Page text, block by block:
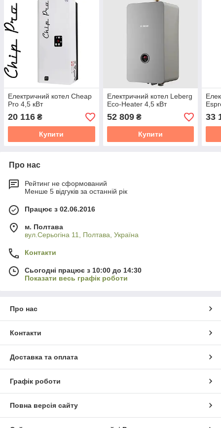
Електричний котел Cheap
Pro 4,5 кВт
20 116 ₴
Купити
Електричний котел Leberg
Eco-Heater 4,5 кВт
52 809₴
Купити
33
Про нас
Рейтинг не сформований
Менше 5 відгуків за останній рік
Працює з 02.06.2016
м. Полтава
вул.Серьогіна 11, Полтава, Україна
Контакти
Сьогодні працює з 10:00 до 14:30
Показати весь графік роботи
Про нас
Контакти
Доставка та оплата
Графік роботи
Повна версія сайту